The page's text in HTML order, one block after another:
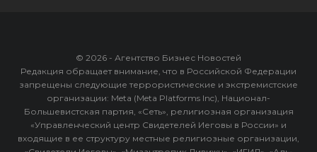
© 2026 - Агентство Бизнес Новостей
Редакция обращает внимание, что в Российской Федерации
запрещены следующие террористические и экстремистские
организации: Meta (Meta Platforms Inc), Национал-
Большевистская партия, «Сеть», религиозная организация
«Управленческий центр Свидетелей Иеговы в России» и
входящие в ее структуру местные религиозные организации,